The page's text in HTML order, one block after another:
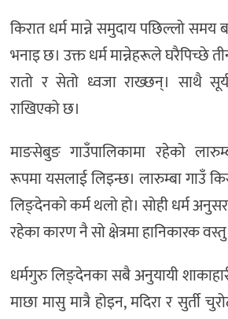
किरात धर्म मान्ने समुदाय पछिल्लो समय
भनाइ छ। उक्त धर्म मान्नेहरूले घरैपिच्छे
रातो र सेतो ध्वजा राख्छन्। साथै
राखिएको छ।
माङसेबुङ गाउँपालिकामा रहेको
रूपमा यसलाई लिइन्छ। लारुम्बा गाउँ
लिङ्देनको कर्म थलो हो। सोही धर्म
रहेका कारण नै सो क्षेत्रमा हानिकारक
धर्मगुरु लिङ्देनका सबै अनुयायी
माछा मासु मात्रै होइन, मदिरा र सुर्ती